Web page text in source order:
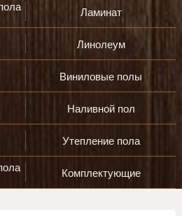
Ламинат
Линолеум
Виниловые полы
Наливной пол
Утепление пола
Комплектующие